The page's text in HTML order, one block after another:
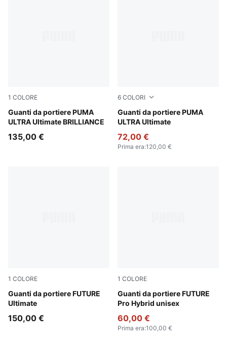
1 COLORE
Guanti da portiere PUMA
ULTRA Ultimate BRILLIANCE
PUMA White-Pure Magenta-Fizzy Apple
135,00 €
6 COLORI
Guanti da portiere PUMA
ULTRA Ultimate
PUMA Black-Green Terrain-
72,00 €
Prima era:120,00 €
1 COLORE
Guanti da portiere FUTURE
Ultimate
PUMA White-Pure Magenta-Fizzy Apple
150,00 €
1 COLORE
Guanti da portiere FUTURE
Pro Hybrid unisex
Glowing Red-PUMA Red-
60,00 €
Prima era:100,00 €